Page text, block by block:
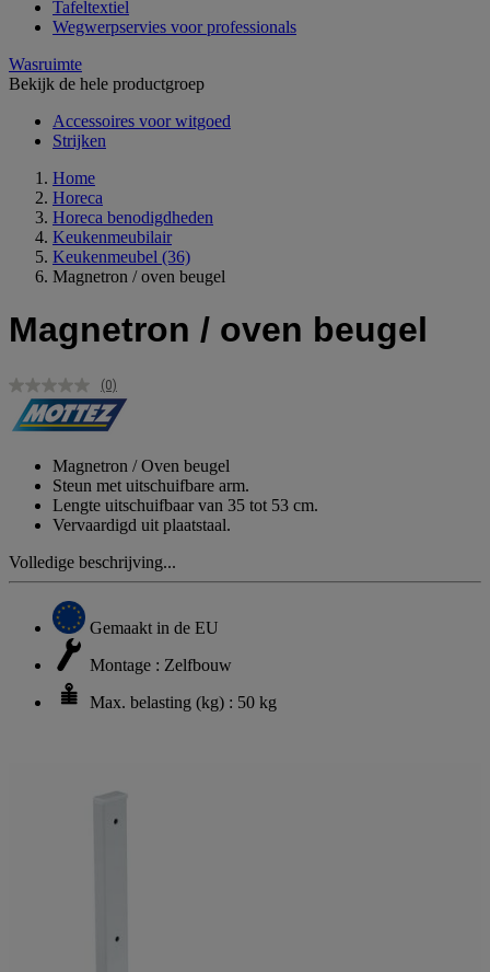
Tafeltextiel
Wegwerpservies voor professionals
Wasruimte
Bekijk de hele productgroep
Accessoires voor witgoed
Strijken
Home
Horeca
Horeca benodigdheden
Keukenmeubilair
Keukenmeubel (36)
Magnetron / oven beugel
Magnetron / oven beugel
Geen
scorewaarde.
Dezelfde
(0)
Magnetron / Oven beugel
Steun met uitschuifbare arm.
Lengte uitschuifbaar van 35 tot 53 cm.
Vervaardigd uit plaatstaal.
Volledige beschrijving...
Gemaakt in de EU
Montage : Zelfbouw
Max. belasting (kg) : 50 kg